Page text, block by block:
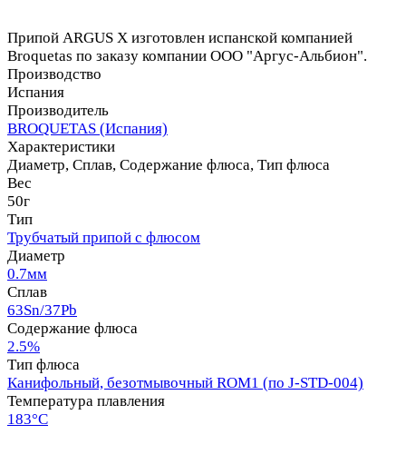
Припой ARGUS X изготовлен испанской компанией
Broquetas по заказу компании ООО "Аргус-Альбион".
Производство
Испания
Производитель
BROQUETAS (Испания)
Характеристики
Диаметр, Сплав, Содержание флюса, Тип флюса
Вес
50г
Тип
Трубчатый припой с флюсом
Диаметр
0.7мм
Сплав
63Sn/37Pb
Содержание флюса
2.5%
Тип флюса
Канифольный, безотмывочный ROM1 (по J-STD-004)
Температура плавления
183°С